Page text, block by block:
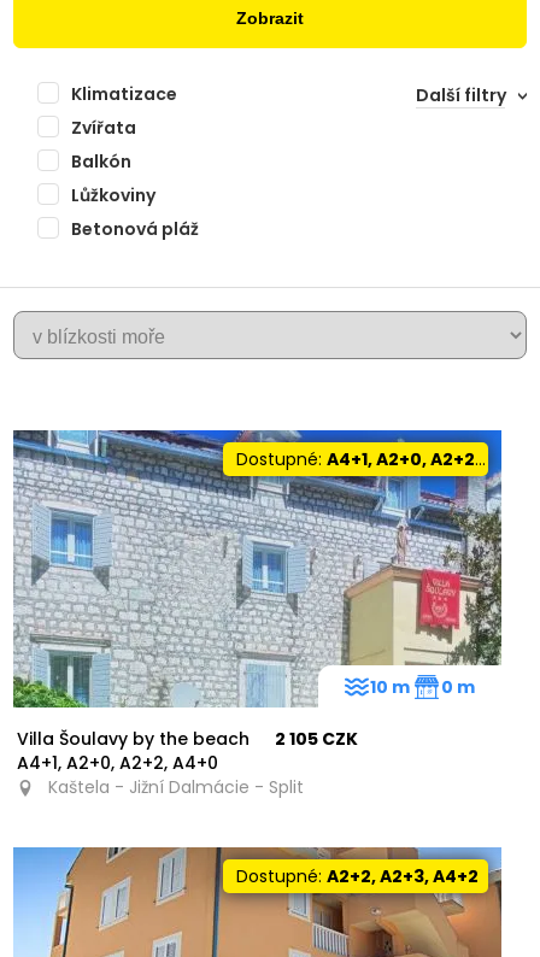
Zobrazit
Klimatizace
Zvířata
Balkón
Lůžkoviny
Betonová pláž
Další filtry
+
−
KASTELA
Dostupné: A4+1, A2+0, A2+2, A4+0
Villa Šoulavy by the beach
A4+1, A2+0, A2+2, A4+0
2 105 CZK
Kaštela - Jižní Dalmácie - Split
10 m 0 m
Dostupné: A2+2, A2+3, A4+2